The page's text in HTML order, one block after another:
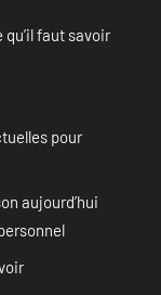
faut savoir
pour
aujourd’hui